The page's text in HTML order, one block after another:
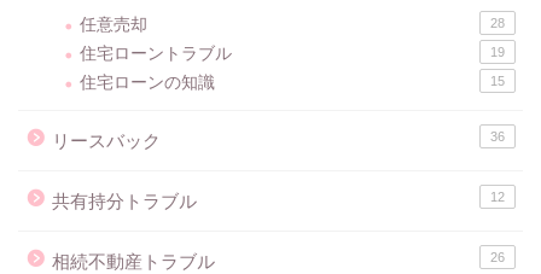
任意売却 28
住宅ローントラブル 19
住宅ローンの知識 15
リースバック 36
共有持分トラブル 12
相続不動産トラブル 26